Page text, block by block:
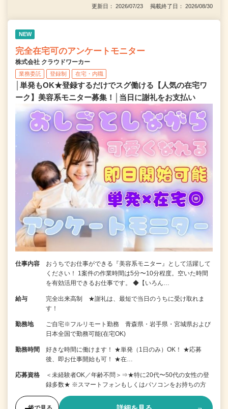
更新日： 2026/07/23 掲載終了日： 2026/08/30
NEW
完全在宅可のアンケートモニター
株式会社 クラウドワーカー
業務委託 登録制 在宅・内職
│単発もOK★登録するだけでスグ働ける【人気の在宅ワ
ーク】美容系モニター募集！│当日に謝礼をお支払い
仕事内容
おうちでお仕事ができる『美容系モニター』として活躍して
ください！ 1案件の作業時間は5分〜10分程度。空いた時間
を有効活用できるお仕事です。 ◆【いろん…
給与
完全出来高制 ★謝礼は、最短で当日のうちに受け取れま
す！
勤務地
ご自宅※フルリモート勤務 青森県・岩手県・宮城県および
日本全国で勤務可能(在宅OK)
勤務時間
好きな時間に働けます！ ★単発（1日のみ）OK！ ★応募
後、即お仕事開始も可！ ★在…
応募資格
＜未経験者OK／年齢不問＞⇒★特に20代〜50代の女性の登
録多数★ ※スマートフォンもしくはパソコンをお持ちの方